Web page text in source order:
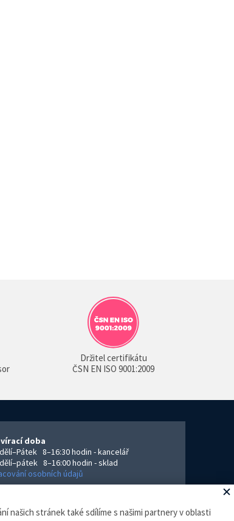
Držitel certifikátu
ČSN EN ISO 9001:2009
doba
8–16:30 hodin - kancelář
8–16:00 hodin - sklad
osobních údajů
našich stránek také sdílíme s našimi partnery v oblasti